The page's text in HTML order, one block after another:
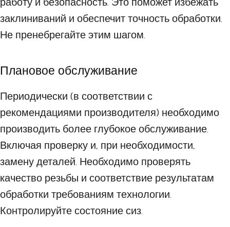
заклиниваний и обеспечит точность обработки.
Не пренебрегайте этим шагом.
Плановое обслуживание
Периодически (в соответствии с
рекомендациями производителя) необходимо
производить более глубокое обслуживание.
Включая проверку и, при необходимости,
замену деталей. Необходимо проверять
качество резьбы и соответствие результатам
обработки требованиям технологии.
Контролируйте состояние сиз.